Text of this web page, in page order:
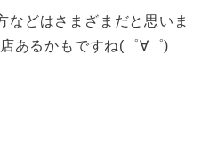
などはさまざまだと思いま
あるかもですね(゜∀゜)